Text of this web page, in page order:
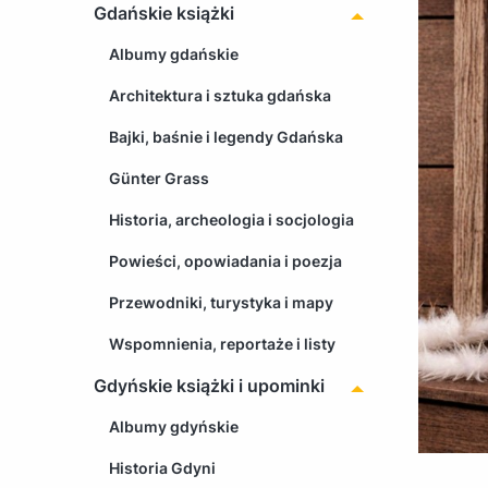
Gdańskie książki
Albumy gdańskie
Architektura i sztuka gdańska
Bajki, baśnie i legendy Gdańska
Günter Grass
Historia, archeologia i socjologia
Powieści, opowiadania i poezja
Przewodniki, turystyka i mapy
Wspomnienia, reportaże i listy
Gdyńskie książki i upominki
Albumy gdyńskie
Historia Gdyni